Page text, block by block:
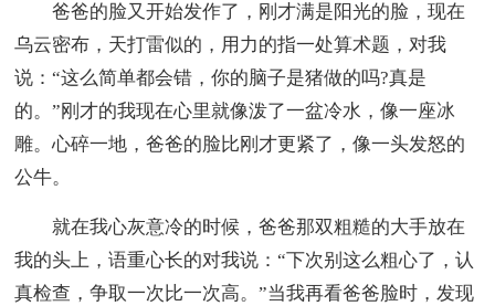
爸爸的脸又开始发作了，刚才满是阳光的脸，现在
乌云密布，天打雷似的，用力的指一处算术题，对我
说：“这么简单都会错，你的脑子是猪做的吗?真是
的。”刚才的我现在心里就像泼了一盆冷水，像一座冰
雕。心碎一地，爸爸的脸比刚才更紧了，像一头发怒的
公牛。
就在我心灰意冷的时候，爸爸那双粗糙的大手放在
我的头上，语重心长的对我说：“下次别这么粗心了，认
真检查，争取一次比一次高。”当我再看爸爸脸时，发现